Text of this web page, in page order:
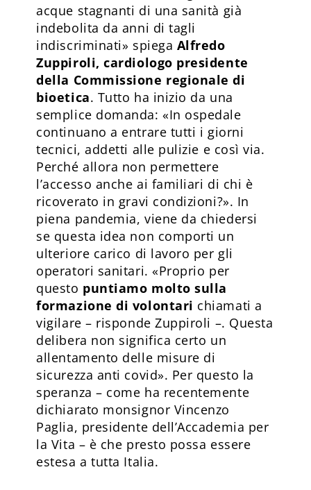
acque stagnanti di una sanità già
indebolita da anni di tagli
indiscriminati» spiega Alfredo
Zuppiroli, cardiologo presidente
della Commissione regionale di
bioetica. Tutto ha inizio da una
semplice domanda: «In ospedale
continuano a entrare tutti i giorni
tecnici, addetti alle pulizie e così via.
Perché allora non permettere
l’accesso anche ai familiari di chi è
ricoverato in gravi condizioni?». In
piena pandemia, viene da chiedersi
se questa idea non comporti un
ulteriore carico di lavoro per gli
operatori sanitari. «Proprio per
questo puntiamo molto sulla
formazione di volontari chiamati a
vigilare – risponde Zuppiroli –. Questa
delibera non significa certo un
allentamento delle misure di
sicurezza anti covid». Per questo la
speranza – come ha recentemente
dichiarato monsignor Vincenzo
Paglia, presidente dell’Accademia per
la Vita – è che presto possa essere
estesa a tutta Italia.